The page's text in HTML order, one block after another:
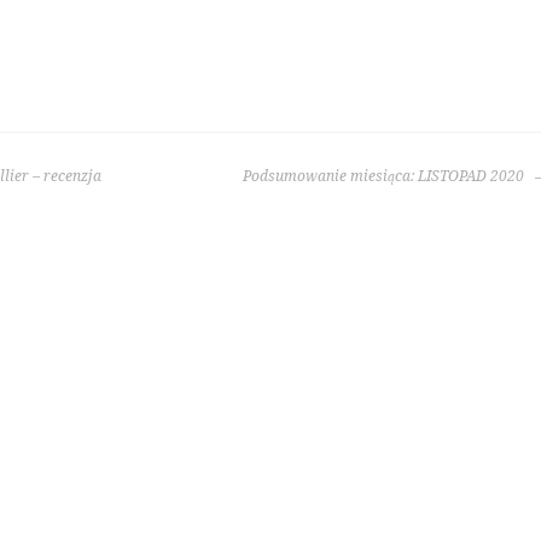
– recenzja Podsumowanie miesiąca: LISTOPAD 2020